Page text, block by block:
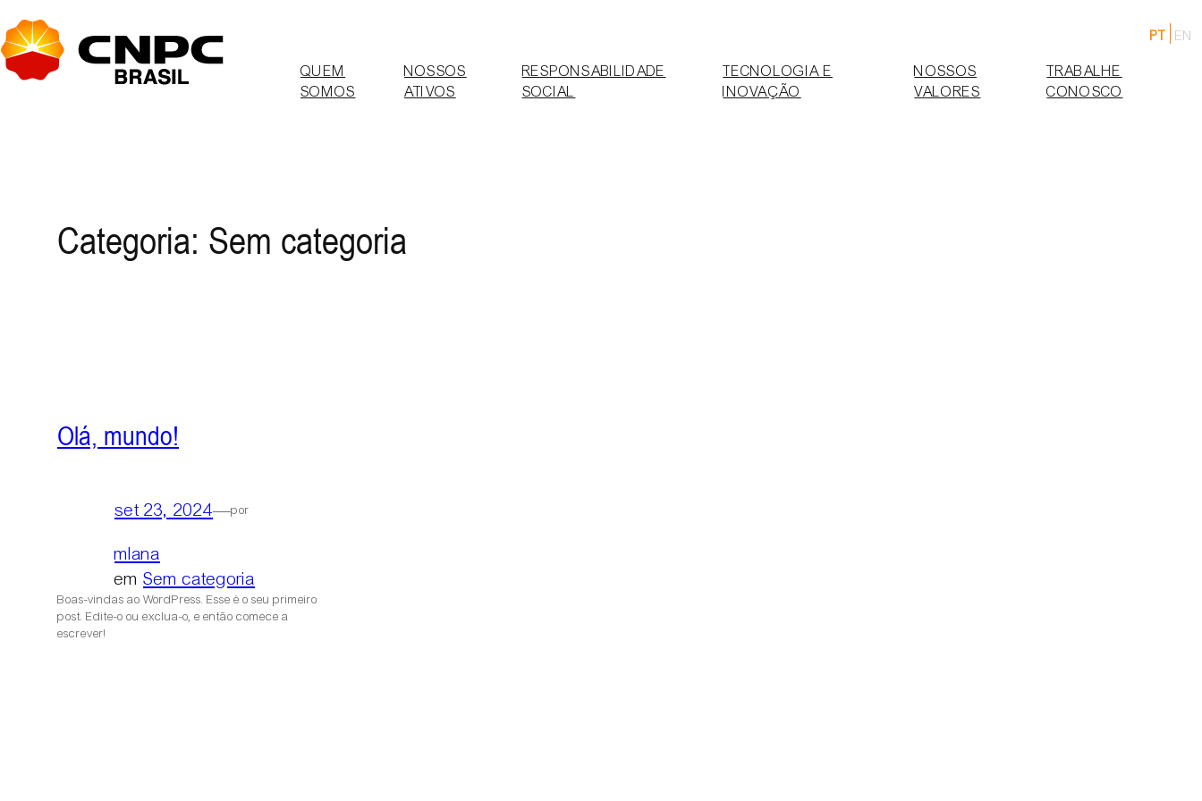
para
o
conteúdo
PT EN
QUEM
SOMOS
NOSSOS
ATIVOS
RESPONSABILIDADE
SOCIAL
TECNOLOGIA E
INOVAÇÃO
NOSSOS
VALORES
TRABALHE
CONOSCO
Categoria: Sem categoria
Olá, mundo!
set 23, 2024—por
mlana
em Sem categoria
Boas-vindas ao WordPress. Esse é o seu primeiro
post. Edite-o ou exclua-o, e então comece a
escrever!